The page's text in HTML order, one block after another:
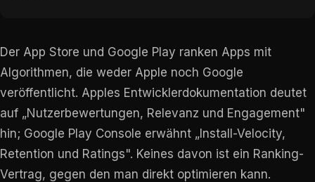
Der App Store und Google Play ranken Apps mit
Algorithmen, die weder Apple noch Google
veröffentlicht. Apples Entwicklerdokumentation deutet
auf „Nutzerbewertungen, Relevanz und Engagement"
hin; Google Play Console erwähnt „Install-Velocity,
Retention und Ratings". Keines davon ist ein Ranking-
Vertrag, gegen den man direkt optimieren kann.